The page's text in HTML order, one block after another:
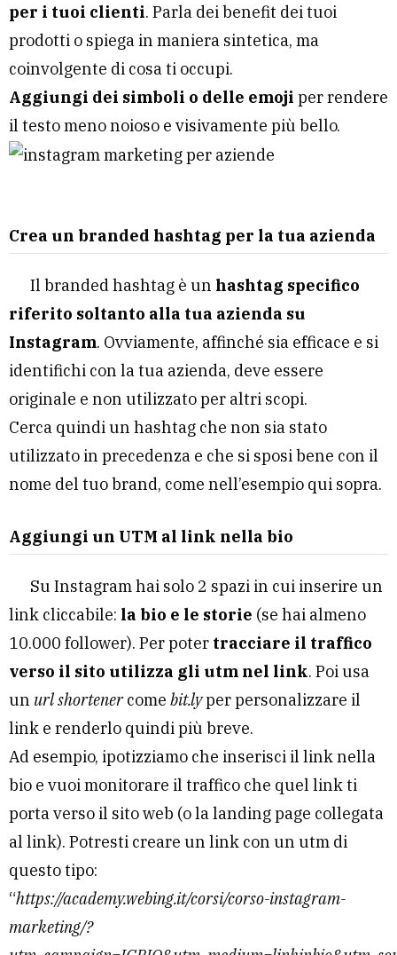
per i tuoi clienti. Parla dei benefit dei tuoi
prodotti o spiega in maniera sintetica, ma
coinvolgente di cosa ti occupi.
Aggiungi dei simboli o delle emoji per rendere
il testo meno noioso e visivamente più bello.
Crea un branded hashtag per la tua azienda
Il branded hashtag è un hashtag specifico
riferito soltanto alla tua azienda su
Instagram. Ovviamente, affinché sia efficace e si
identifichi con la tua azienda, deve essere
originale e non utilizzato per altri scopi.
Cerca quindi un hashtag che non sia stato
utilizzato in precedenza e che si sposi bene con il
nome del tuo brand, come nell’esempio qui sopra.
Aggiungi un UTM al link nella bio
Su Instagram hai solo 2 spazi in cui inserire un
link cliccabile: la bio e le storie (se hai almeno
10.000 follower). Per poter tracciare il traffico
verso il sito utilizza gli utm nel link. Poi usa
un url shortenercome bit.lyper personalizzare il
link e renderlo quindi più breve.
Ad esempio, ipotizziamo che inserisci il link nella
bio e vuoi monitorare il traffico che quel link ti
porta verso il sito web (o la landing page collegata
al link). Potresti creare un link con un utm di
questo tipo:
“https://academy.webing.it/corsi/corso-instagram-
marketing/?